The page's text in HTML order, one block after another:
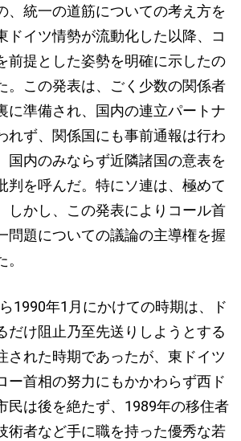
、統一の道筋についての考え方を
ドイツ情勢が流動化した以降、コ
前提とした姿勢を明確に示したの
。この発表は、ごく少数の関係者
に準備され、国内の連立パートナ
れず、関係国にも事前通報は行わ
国内のみならず近隣諸国の意表を
判を呼んだ。特にソ連は、極めて
しかし、この発表によりコール首
問題についての議論の主導権を握
1990年1月にかけての時期は、ド
だけ阻止乃至先送りしようとする
された時期であったが、東ドイツ
ー首相の努力にもかかわらず西ド
民は後を絶たず、1989年の移住者
術者など手に職を持った優秀な若